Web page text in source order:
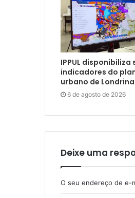
IPPUL
indicadores do
urbano de Londrina
6 de agosto de 2026
Deixe uma
O seu endereço de e-